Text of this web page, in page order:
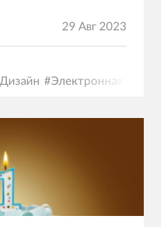
29 Авг 2023
Дизайн #Электронная